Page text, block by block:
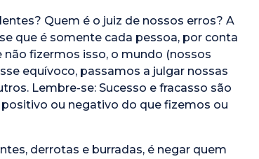
Quem é o juiz de nossos erros? A
que é somente cada pessoa, por conta
fizermos isso, o mundo (nossos
equívoco, passamos a julgar nossas
Lembre-se: Sucesso e fracasso são
ou negativo do que fizemos ou
derrotas e burradas, é negar quem